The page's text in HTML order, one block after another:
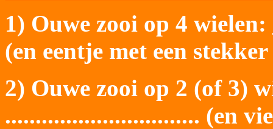
1) Ouwe zooi op 4 wielen:
(en eentje met een
2) Ouwe zooi op 2 (of 3)
................................ (en